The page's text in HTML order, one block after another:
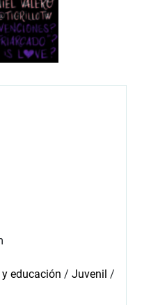
educación / Juvenil /